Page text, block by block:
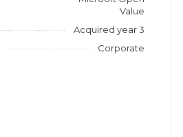
Value
Acquired year 3
Corporate